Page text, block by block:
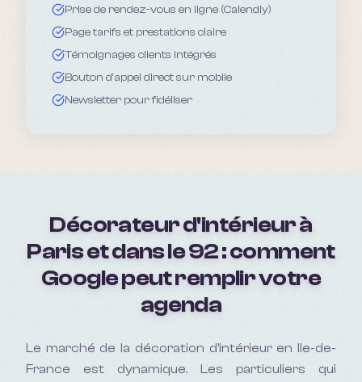
Prise de rendez-vous en ligne (Calendly)
Page tarifs et prestations claire
Témoignages clients intégrés
Bouton d'appel direct sur mobile
Newsletter pour fidéliser
Décorateur d'intérieur à
Paris et dans le 92 : comment
Google peut remplir votre
agenda
Le marché de la décoration d'intérieur en Ile-de-
France est dynamique. Les particuliers qui